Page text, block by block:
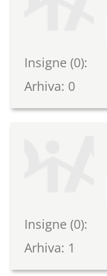
Insigne (0):
Arhiva: 0
Insigne (0):
Arhiva: 1